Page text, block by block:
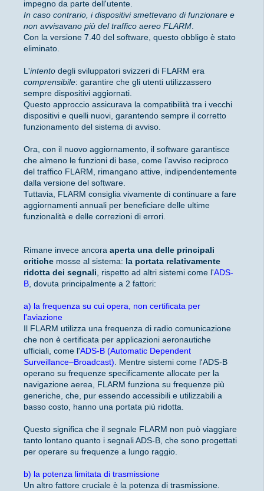
impegno da parte dell'utente.
In caso contrario, i dispositivi smettevano di funzionare e
non avvisavano più del traffico aereo FLARM
Con la versione 7.40 del software, questo obbligo è stato
eliminato.
L'intento degli sviluppatori svizzeri di FLARM era
comprensibile: garantire che gli utenti utilizzassero
sempre dispositivi aggiornati.
Questo approccio assicurava la compatibilità tra i vecchi
dispositivi e quelli nuovi, garantendo sempre il corretto
funzionamento del sistema di avviso.
Ora, con il nuovo aggiornamento, il software garantisce
che almeno le funzioni di base, come l’avviso reciproco
del traffico FLARM, rimangano attive, indipendentemente
dalla versione del software.
Tuttavia, FLARM consiglia vivamente di continuare a fare
aggiornamenti annuali per beneficiare delle ultime
funzionalità e delle correzioni di errori.
Rimane invece ancora aperta una delle principali
critiche mosse al sistema: la portata relativamente
ridotta dei segnali , rispetto ad altri sistemi come l'ADS-
B , dovuta principalmente a 2 fattori:
a) la frequenza su cui opera, non certificata per
l'aviazione
Il FLARM utilizza una frequenza di radio comunicazione
che non è certificata per applicazioni aeronautiche
ufficiali, come l'ADS-B (Automatic Dependent
Surveillance–Broadcast) . Mentre sistemi come l'ADS-B
operano su frequenze specificamente allocate per la
navigazione aerea, FLARM funziona su frequenze più
generiche, che, pur essendo accessibili e utilizzabili a
basso costo, hanno una portata più ridotta.
Questo significa che il segnale FLARM non può viaggiare
tanto lontano quanto i segnali ADS-B, che sono progettati
per operare su frequenze a lungo raggio.
b) la potenza limitata di trasmissione
Un altro fattore cruciale è la potenza di trasmissione.